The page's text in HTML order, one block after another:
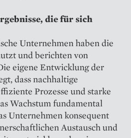
die für sich
Unternehmen haben die
und berichten von
eigene Entwicklung der
dass nachhaltige
Prozesse und starke
Wachstum fundamental
Unternehmen konsequent
Austausch und